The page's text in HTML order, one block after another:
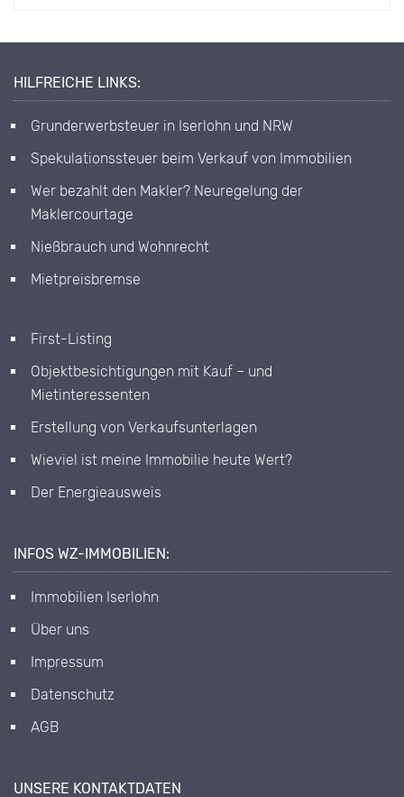
HILFREICHE LINKS:
Grunderwerbsteuer in Iserlohn und NRW
Spekulationssteuer beim Verkauf von Immobilien
Wer bezahlt den Makler? Neuregelung der
Maklercourtage
Nießbrauch und Wohnrecht
Mietpreisbremse
First-Listing
Objektbesichtigungen mit Kauf – und
Mietinteressenten
Erstellung von Verkaufsunterlagen
Wieviel ist meine Immobilie heute Wert?
Der Energieausweis
INFOS WZ-IMMOBILIEN:
Immobilien Iserlohn
Über uns
Impressum
Datenschutz
AGB
UNSERE KONTAKTDATEN